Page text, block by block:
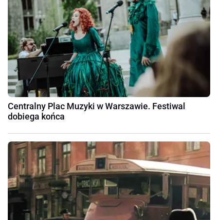
Centralny Plac Muzyki w Warszawie. Festiwal
dobiega końca